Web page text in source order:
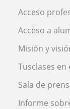
Acceso
Acceso a
Misión y
Tusclases
Sala de
Informe